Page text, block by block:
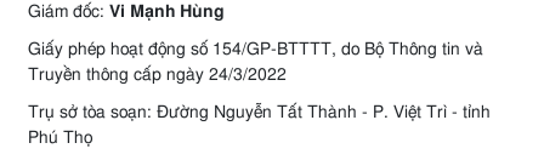
Giám đốc: Vi Mạnh Hùng
Giấy phép hoạt động số 154/GP-BTTTT, do Bộ Thông tin và
Truyền thông cấp ngày 24/3/2022
Trụ sở tòa soạn: Đường Nguyễn Tất Thành - P. Việt Trì - tỉnh
Phú Thọ